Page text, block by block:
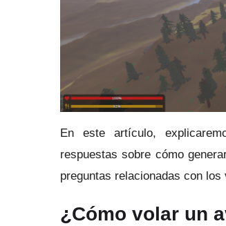
En este artículo,
respuestas sobre cómo
preguntas relacionadas con
¿Cómo volar un